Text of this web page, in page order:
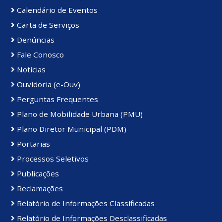
Calendário de Eventos
Carta de Serviços
Denúncias
Fale Conosco
Notícias
Ouvidoria (e-Ouv)
Perguntas Frequentes
Plano de Mobilidade Urbana (PMU)
Plano Diretor Municipal (PDM)
Portarias
Processos Seletivos
Publicações
Reclamações
Relatório de Informações Classificadas
Relatório de Informações Desclassificadas